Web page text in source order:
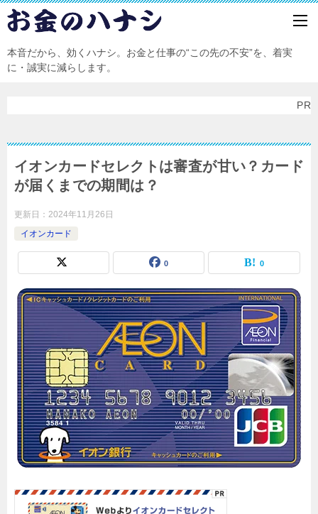
本音だから、効くハナシ。お金と仕事の“この先の不安”を、着実
に・誠実に減らします。
PR
イオンカードセレクトは審査が甘い？カード
が届くまでの期間は？
更新日： 2024年11月26日
イオンカード
0 0